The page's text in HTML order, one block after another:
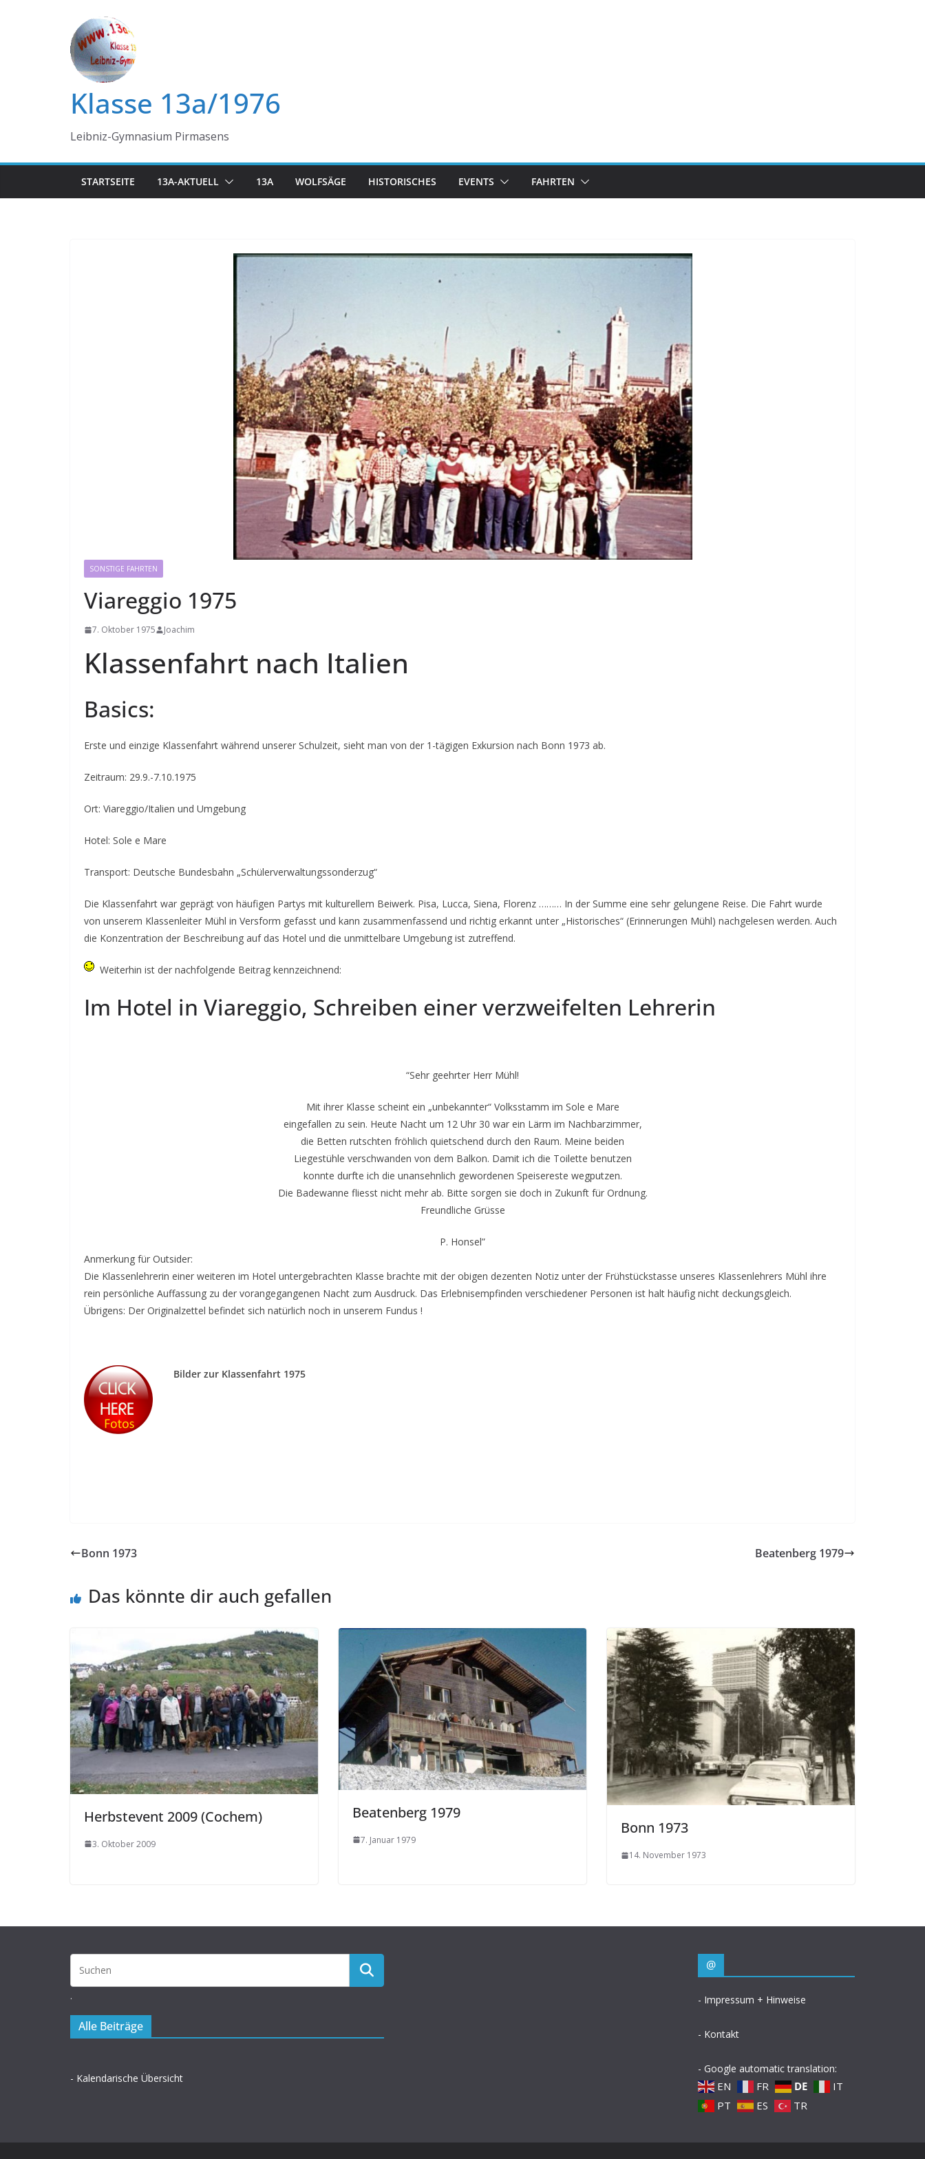
Klasse 13a/1976
Leibniz-Gymnasium Pirmasens
STARTSEITE 13A-AKTUELL 13A WOLFSÄGE HISTORISCHES EVENTS FAHRTEN
SONSTIGE FAHRTEN
Viareggio 1975
7. Oktober 1975 Joachim
Klassenfahrt nach Italien
Basics:
Erste und einzige Klassenfahrt während unserer Schulzeit, sieht man von der 1-tägigen Exkursion nach Bonn 1973 ab.
Zeitraum: 29.9.-7.10.1975
Ort: Viareggio/Italien und Umgebung
Hotel: Sole e Mare
Transport: Deutsche Bundesbahn „Schülerverwaltungssonderzug“
Die Klassenfahrt war geprägt von häufigen Partys mit kulturellem Beiwerk. Pisa, Lucca, Siena, Florenz ……… In der Summe eine sehr gelungene Reise. Die Fahrt wurde
von unserem Klassenleiter Mühl in Versform gefasst und kann zusammenfassend und richtig erkannt unter „Historisches“ (Erinnerungen Mühl) nachgelesen werden. Auch
die Konzentration der Beschreibung auf das Hotel und die unmittelbare Umgebung ist zutreffend.
Weiterhin ist der nachfolgende Beitrag kennzeichnend:
Im Hotel in Viareggio, Schreiben einer verzweifelten Lehrerin
“Sehr geehrter Herr Mühl!
Mit ihrer Klasse scheint ein „unbekannter“ Volksstamm im Sole e Mare
eingefallen zu sein. Heute Nacht um 12 Uhr 30 war ein Lärm im Nachbarzimmer,
die Betten rutschten fröhlich quietschend durch den Raum. Meine beiden
Liegestühle verschwanden von dem Balkon. Damit ich die Toilette benutzen
konnte durfte ich die unansehnlich gewordenen Speisereste wegputzen.
Die Badewanne fliesst nicht mehr ab. Bitte sorgen sie doch in Zukunft für Ordnung.
Freundliche Grüsse
P. Honsel”
Anmerkung für Outsider:
Die Klassenlehrerin einer weiteren im Hotel untergebrachten Klasse brachte mit der obigen dezenten Notiz unter der Frühstückstasse unseres Klassenlehrers Mühl ihre
rein persönliche Auffassung zu der vorangegangenen Nacht zum Ausdruck. Das Erlebnisempfinden verschiedener Personen ist halt häufig nicht deckungsgleich.
Übrigens: Der Originalzettel befindet sich natürlich noch in unserem Fundus !
Bilder zur Klassenfahrt 1975
Bonn 1973 Beatenberg 1979
Das könnte dir auch gefallen
Herbstevent 2009 (Cochem)
3. Oktober 2009
Beatenberg 1979
7. Januar 1979
Bonn 1973
14. November 1973
.
Alle Beiträge
- Kalendarische Übersicht
@
- Impressum + Hinweise
- Kontakt
- Google automatic translation:
EN FR DE
IT
PT
ES TR